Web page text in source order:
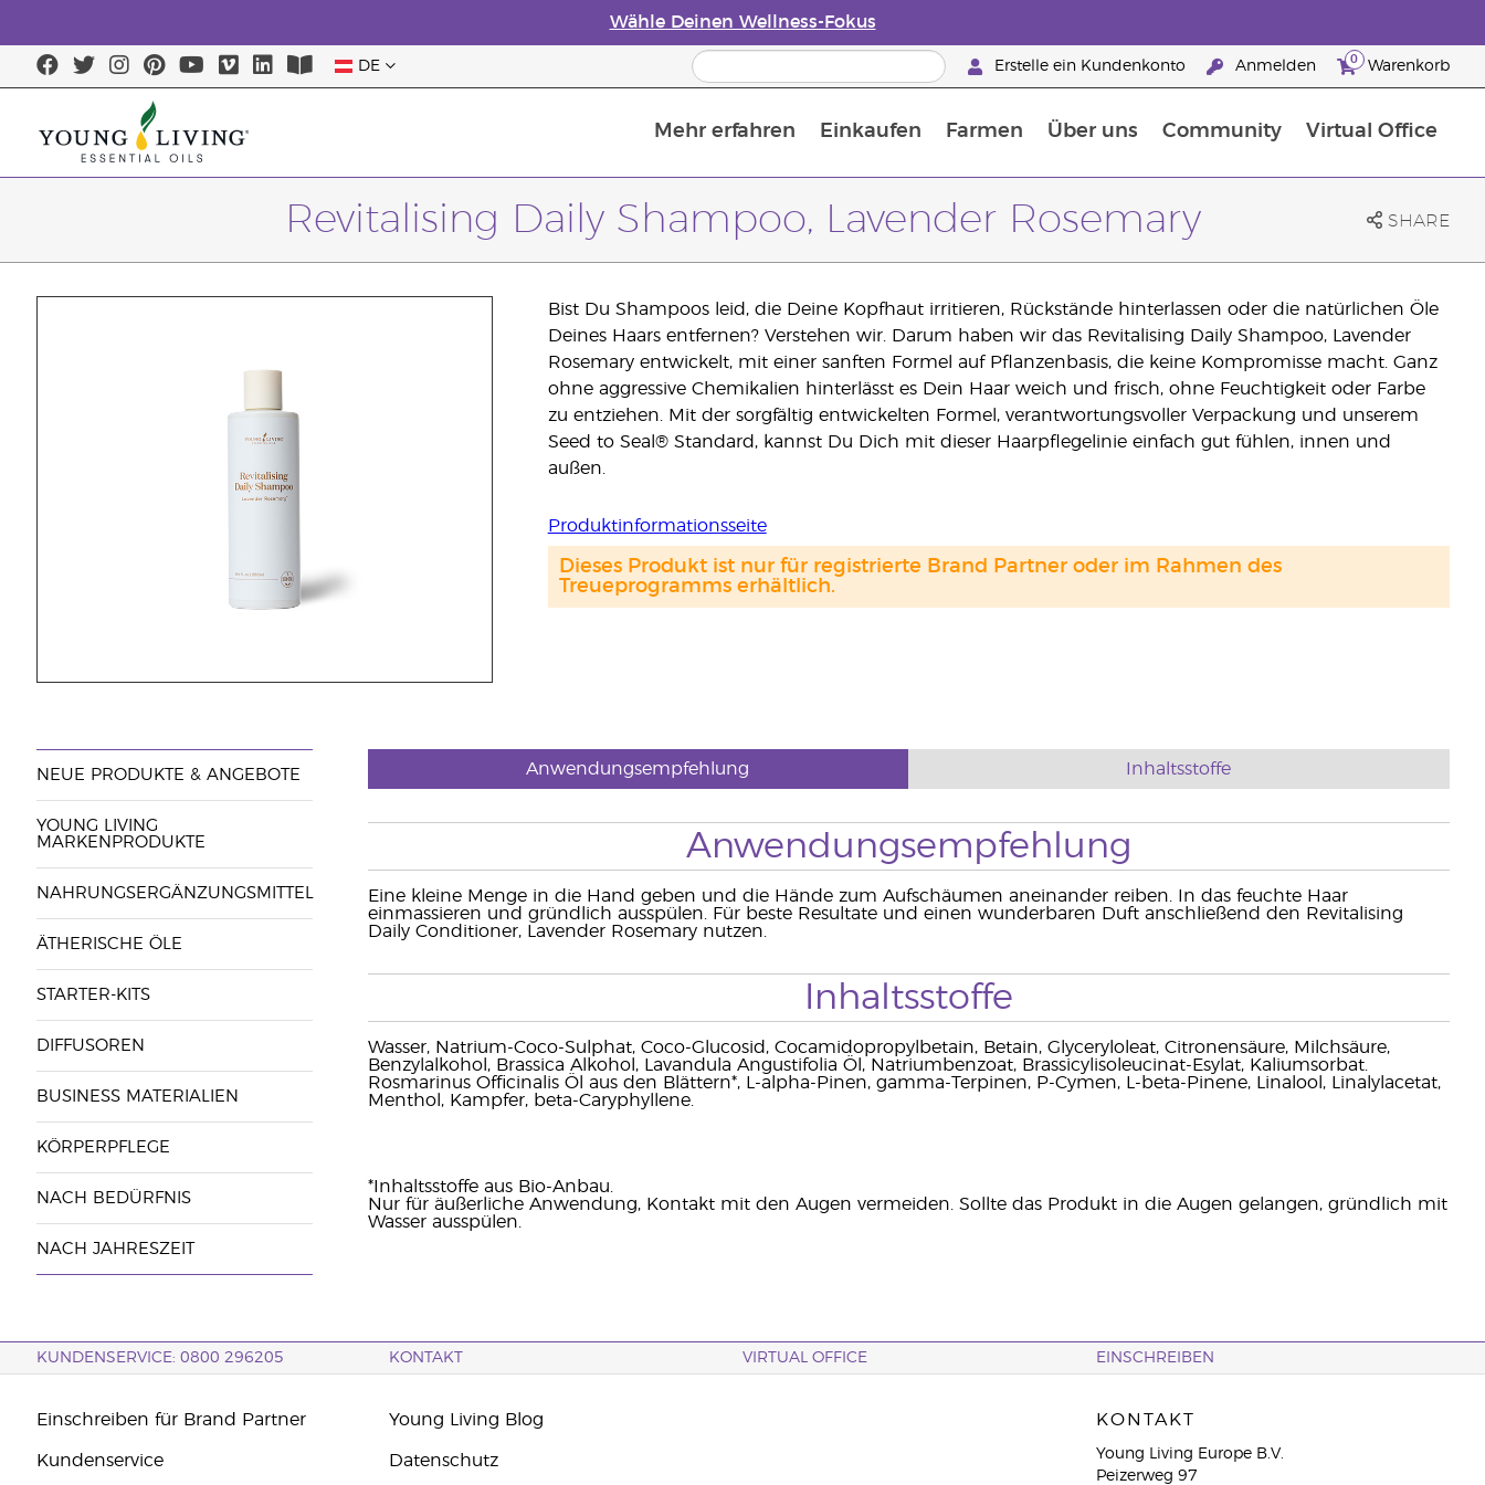
Wähle Deinen Wellness-Fokus
DE Erstelle ein Kundenkonto Anmelden 0 Warenkorb
Mehr erfahren Einkaufen Farmen Über uns Community Virtual Office
Revitalising Daily Shampoo, Lavender Rosemary SHARE
Bist Du Shampoos leid, die Deine Kopfhaut irritieren, Rückstände hinterlassen oder die natürlichen Öle
Deines Haars entfernen? Verstehen wir. Darum haben wir das Revitalising Daily Shampoo, Lavender
Rosemary entwickelt, mit einer sanften Formel auf Pflanzenbasis, die keine Kompromisse macht. Ganz
ohne aggressive Chemikalien hinterlässt es Dein Haar weich und frisch, ohne Feuchtigkeit oder Farbe
zu entziehen. Mit der sorgfältig entwickelten Formel, verantwortungsvoller Verpackung und unserem
Seed to Seal® Standard, kannst Du Dich mit dieser Haarpflegelinie einfach gut fühlen, innen und
außen.
Produktinformationsseite
Dieses Produkt ist nur für registrierte Brand Partner oder im Rahmen des
Treueprogramms erhältlich.
NEUE PRODUKTE & ANGEBOTE
YOUNG LIVING
MARKENPRODUKTE
NAHRUNGSERGÄNZUNGSMITTEL
ÄTHERISCHE ÖLE
STARTER-KITS
DIFFUSOREN
BUSINESS MATERIALIEN
KÖRPERPFLEGE
NACH BEDÜRFNIS
NACH JAHRESZEIT
Anwendungsempfehlung Inhaltsstoffe
Anwendungsempfehlung
Eine kleine Menge in die Hand geben und die Hände zum Aufschäumen aneinander reiben. In das feuchte Haar
einmassieren und gründlich ausspülen. Für beste Resultate und einen wunderbaren Duft anschließend den Revitalising
Daily Conditioner, Lavender Rosemary nutzen.
Inhaltsstoffe
Wasser, Natrium-Coco-Sulphat, Coco-Glucosid, Cocamidopropylbetain, Betain, Glyceryloleat, Citronensäure, Milchsäure,
Benzylalkohol, Brassica Alkohol, Lavandula Angustifolia Öl, Natriumbenzoat, Brassicylisoleucinat-Esylat, Kaliumsorbat.
Rosmarinus Officinalis Öl aus den Blättern*, L-alpha-Pinen, gamma-Terpinen, P-Cymen, L-beta-Pinene, Linalool, Linalylacetat,
Menthol, Kampfer, beta-Caryphyllene.
*Inhaltsstoffe aus Bio-Anbau.
Nur für äußerliche Anwendung, Kontakt mit den Augen vermeiden. Sollte das Produkt in die Augen gelangen, gründlich mit
Wasser ausspülen.
KUNDENSERVICE: 0800 296205 KONTAKT VIRTUAL OFFICE EINSCHREIBEN
Einschreiben für Brand Partner
Kundenservice
Young Living Blog
Datenschutz
KONTAKT
Young Living Europe B.V.
Peizerweg 97